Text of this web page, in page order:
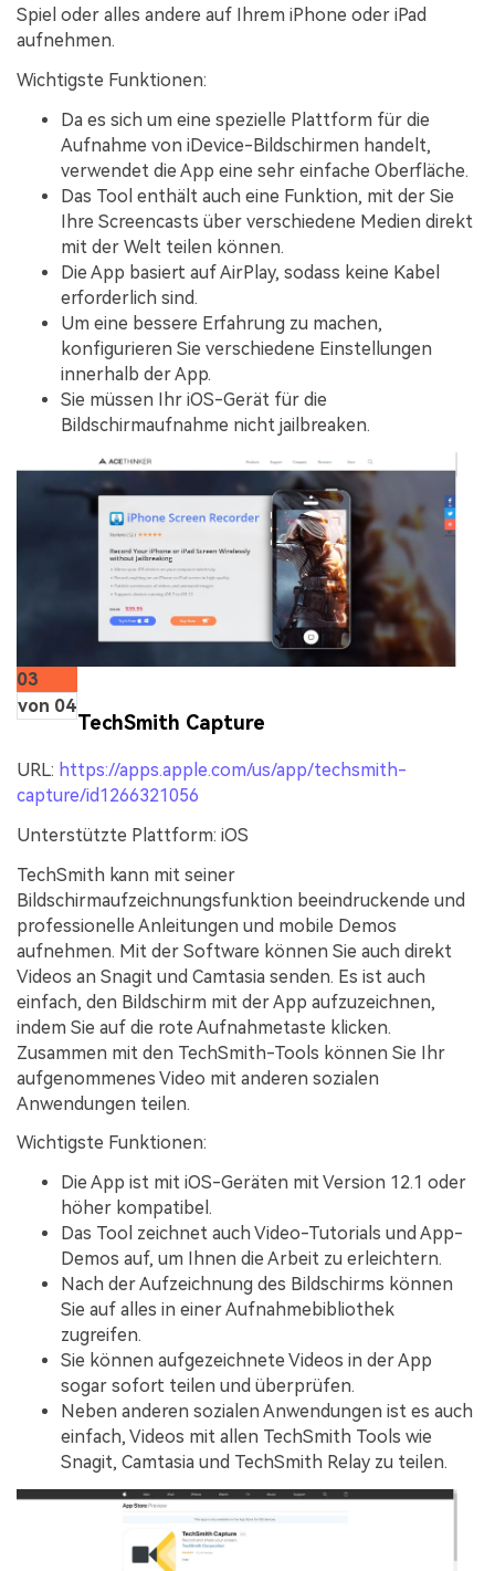
Spiel oder alles andere auf Ihrem iPhone oder iPad
aufnehmen.
Wichtigste Funktionen:
Da es sich um eine spezielle Plattform für die
Aufnahme von iDevice-Bildschirmen handelt,
verwendet die App eine sehr einfache Oberfläche.
Das Tool enthält auch eine Funktion, mit der Sie
Ihre Screencasts über verschiedene Medien direkt
mit der Welt teilen können.
Die App basiert auf AirPlay, sodass keine Kabel
erforderlich sind.
Um eine bessere Erfahrung zu machen,
konfigurieren Sie verschiedene Einstellungen
innerhalb der App.
Sie müssen Ihr iOS-Gerät für die
Bildschirmaufnahme nicht jailbreaken.
03
von 04
TechSmith Capture
URL: https://apps.apple.com/us/app/techsmith-
capture/id1266321056
Unterstützte Plattform: iOS
TechSmith kann mit seiner
Bildschirmaufzeichnungsfunktion beeindruckende und
professionelle Anleitungen und mobile Demos
aufnehmen. Mit der Software können Sie auch direkt
Videos an Snagit und Camtasia senden. Es ist auch
einfach, den Bildschirm mit der App aufzuzeichnen,
indem Sie auf die rote Aufnahmetaste klicken.
Zusammen mit den TechSmith-Tools können Sie Ihr
aufgenommenes Video mit anderen sozialen
Anwendungen teilen.
Wichtigste Funktionen:
Die App ist mit iOS-Geräten mit Version 12.1 oder
höher kompatibel.
Das Tool zeichnet auch Video-Tutorials und App-
Demos auf, um Ihnen die Arbeit zu erleichtern.
Nach der Aufzeichnung des Bildschirms können
Sie auf alles in einer Aufnahmebibliothek
zugreifen.
Sie können aufgezeichnete Videos in der App
sogar sofort teilen und überprüfen.
Neben anderen sozialen Anwendungen ist es auch
einfach, Videos mit allen TechSmith Tools wie
Snagit, Camtasia und TechSmith Relay zu teilen.